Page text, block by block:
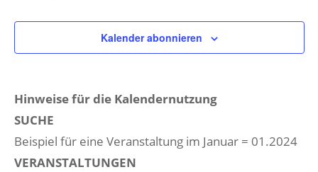
Kalender abonnieren
Hinweise für die Kalendernutzung
SUCHE
Beispiel für eine Veranstaltung im Januar = 01.2024
VERANSTALTUNGEN